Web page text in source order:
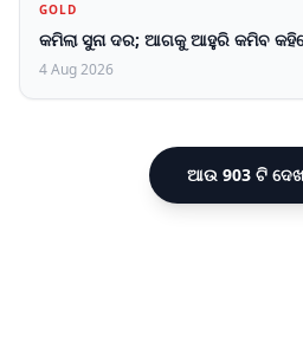
GOLD
କମିଲା ସୁନା ଦର; ଆଗକୁ ଆହୁରି କମିବ
4 Aug 2026
ଆଉ 903 ଟି